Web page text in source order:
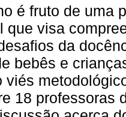
é fruto de uma
que visa
da
bebês e
viés
18 professoras